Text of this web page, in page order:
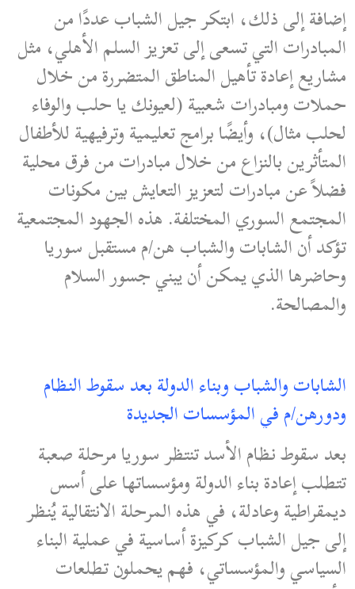
إضافة إلى ذلك، ابتكر جيل الشباب عددًا من
المبادرات التي تسعى إلى تعزيز السلم الأهلي، مثل
مشاريع إعادة تأهيل المناطق المتضررة من خلال
حملات ومبادرات شعبية (لعيونك يا حلب والوفاء
لحلب مثال)، وأيضًا برامج تعليمية وترفيهية للأطفال
المتأثرين بالنزاع من خلال مبادرات من فرق محلية
فضلاً عن مبادرات لتعزيز التعايش بين مكونات
المجتمع السوري المختلفة. هذه الجهود المجتمعية
تؤكد أن الشابات والشباب هن/م مستقبل سوريا
وحاضرها الذي يمكن أن يبني جسور السلام
والمصالحة.
الشابات والشباب وبناء الدولة بعد سقوط النظام
ودورهن/م في المؤسسات الجديدة
بعد سقوط نظام الأسد تنتظر سوريا مرحلة صعبة
تتطلب إعادة بناء الدولة ومؤسساتها على أسس
ديمقراطية وعادلة، في هذه المرحلة الانتقالية يُنظر
إلى جيل الشباب كركيزة أساسية في عملية البناء
السياسي والمؤسساتي، فهم يحملون تطلعات